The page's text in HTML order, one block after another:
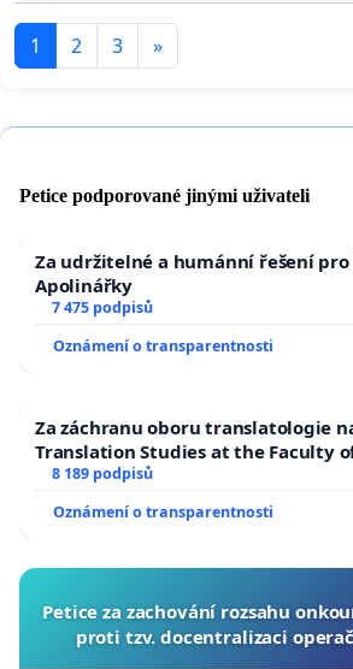
1 2 3 »
Petice podporované jinými uživateli
Za udržitelné a humánní řešení
Apolinářky
7 475 podpisů
Oznámení o transparentnosti
Za záchranu oboru translatologie
Translation Studies at the Faculty
University
8 189 podpisů
Oznámení o transparentnosti
Petice za zachování rozsahu
proti tzv. docentralizaci